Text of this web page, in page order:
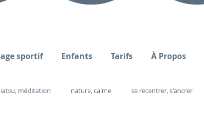
sportif Enfants Tarifs À Propos
méditation nature, calme se recentrer, s'ancrer